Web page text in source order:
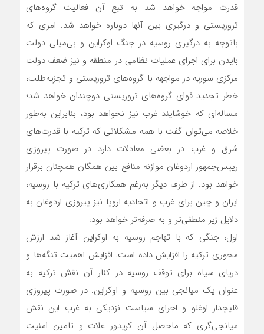
قدرت مواجه خواهد شد به تبع آن فعالیت گروه‌های
تروریستی و درگیری بین آنها دوباره خواهد شد. امری که
باتوجه به درگیری روسیه در جنگ اوکراین و بی‌میلی دولت
بایدن برای اجرای عملیات نظامی در منطقه و نیز ضعف دولت
مرکزی سوریه در مواجهه با گروه‌های تروریستی و تجزیه‌طلب،
خطر تجدید قوای گروه‌های تروریستی دوچندان خواهد شد؛
مساله‌ای که خوشایند غرب نیز نخواهد بود، بنابراین به‌طور
خلاصه می‌توان گفت با همه مشکلاتی که ترکیه با قدرت‌های
شرق و غرب در بعضی معادلات دارد در صورت پیروزی
رییس‌جمهور اردوغان موازنه منافع بین همگان همچنان برقرار
خواهد بود. از طرف دیگر به‌رغم همکاری‌های ترکیه با روسیه،
ایران و چین برای غرب و اتحادیه اروپا نیز پیروزی اردوغان به
دلایل زیر منطقی‌تر و به صرفه‌تر خواهد بود:
اول، جنگی که با تهاجم روسیه به اوکراین آغاز شد ارزش
محوری ترکیه را افزایش داده است. افزایش اهمیت تنگه‌ها و
دریای سیاه برای توقف روسیه در کنار آن نقش ترکیه به
عنوان یک میانجی بین روسیه و اوکراین. در صورت پیروزی
قلیچدار اوغلو و اجرای سیاست نزدیکی به غرب این نقش
میانجی‌گری که ماحصل آن کریدور غلات و تامین امنیت